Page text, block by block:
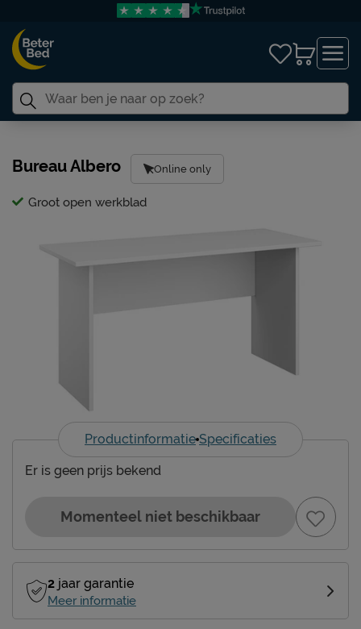
Bureau Albero Online only
Groot open werkblad
Productinformatie Specificaties
Er is geen prijs bekend
Momenteel niet beschikbaar
2 jaar garantie
Meer informatie